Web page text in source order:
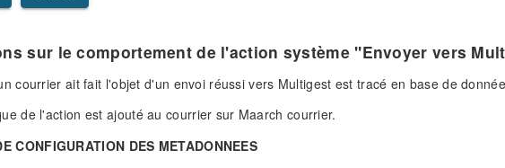
sur le comportement de l'action système "Envoyer vers
courrier ait fait l'objet d'un envoi réussi vers Multigest est tracé en base de
de l'action est ajouté au courrier sur Maarch courrier.
CONFIGURATION DES METADONNEES